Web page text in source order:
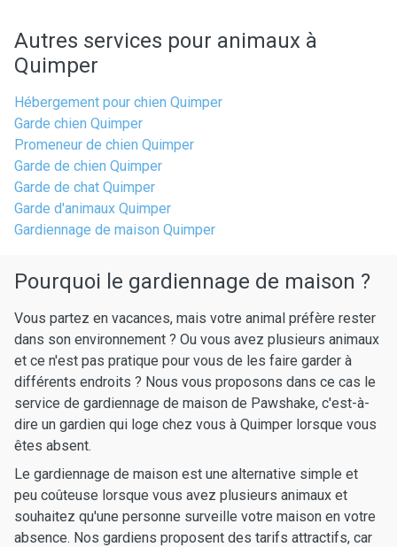
Autres services pour animaux à
Quimper
Hébergement pour chien Quimper
Garde chien Quimper
Promeneur de chien Quimper
Garde de chien Quimper
Garde de chat Quimper
Garde d'animaux Quimper
Gardiennage de maison Quimper
Pourquoi le gardiennage de maison ?
Vous partez en vacances, mais votre animal préfère rester
dans son environnement ? Ou vous avez plusieurs animaux
et ce n'est pas pratique pour vous de les faire garder à
différents endroits ? Nous vous proposons dans ce cas le
service de gardiennage de maison de Pawshake, c'est-à-
dire un gardien qui loge chez vous à Quimper lorsque vous
êtes absent.
Le gardiennage de maison est une alternative simple et
peu coûteuse lorsque vous avez plusieurs animaux et
souhaitez qu'une personne surveille votre maison en votre
absence. Nos gardiens proposent des tarifs attractifs, car